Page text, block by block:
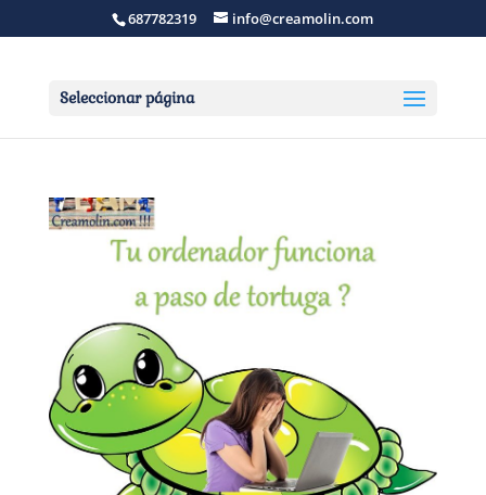
687782319 info@creamolin.com
Seleccionar página